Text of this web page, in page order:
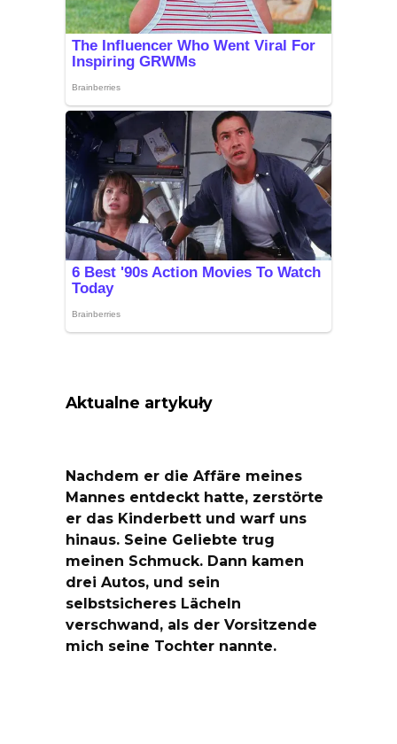
Aktualne artykuły
Nachdem er die Affäre meines
Mannes entdeckt hatte, zerstörte
er das Kinderbett und warf uns
hinaus. Seine Geliebte trug
meinen Schmuck. Dann kamen
drei Autos, und sein
selbstsicheres Lächeln
verschwand, als der Vorsitzende
mich seine Tochter nannte.